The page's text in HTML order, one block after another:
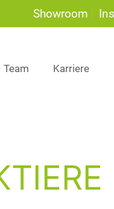
Showroom
Team Karriere